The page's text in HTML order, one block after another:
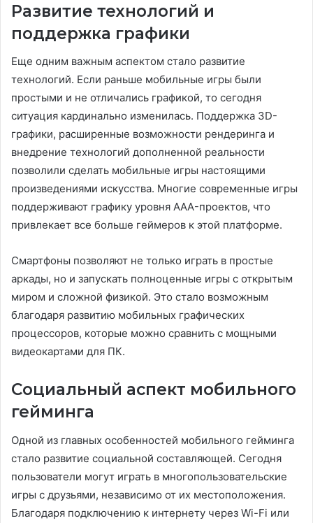
Развитие технологий и
поддержка графики
Еще одним важным аспектом стало развитие
технологий. Если раньше мобильные игры были
простыми и не отличались графикой, то сегодня
ситуация кардинально изменилась. Поддержка 3D-
графики, расширенные возможности рендеринга и
внедрение технологий дополненной реальности
позволили сделать мобильные игры настоящими
произведениями искусства. Многие современные игры
поддерживают графику уровня AAA-проектов, что
привлекает все больше геймеров к этой платформе.
Смартфоны позволяют не только играть в простые
аркады, но и запускать полноценные игры с открытым
миром и сложной физикой. Это стало возможным
благодаря развитию мобильных графических
процессоров, которые можно сравнить с мощными
видеокартами для ПК.
Социальный аспект мобильного
гейминга
Одной из главных особенностей мобильного гейминга
стало развитие социальной составляющей. Сегодня
пользователи могут играть в многопользовательские
игры с друзьями, независимо от их местоположения.
Благодаря подключению к интернету через Wi-Fi или